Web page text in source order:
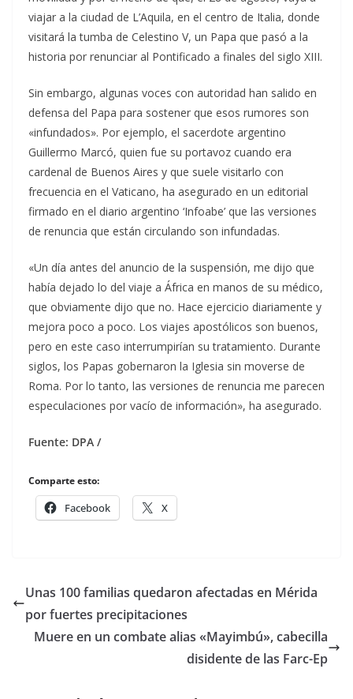
viajar a la ciudad de L’Aquila, en el centro de Italia, donde
visitará la tumba de Celestino V, un Papa que pasó a la
historia por renunciar al Pontificado a finales del siglo XIII.
Sin embargo, algunas voces con autoridad han salido en
defensa del Papa para sostener que esos rumores son
«infundados». Por ejemplo, el sacerdote argentino
Guillermo Marcó, quien fue su portavoz cuando era
cardenal de Buenos Aires y que suele visitarlo con
frecuencia en el Vaticano, ha asegurado en un editorial
firmado en el diario argentino ‘Infoabe’ que las versiones
de renuncia que están circulando son infundadas.
«Un día antes del anuncio de la suspensión, me dijo que
había dejado lo del viaje a África en manos de su médico,
que obviamente dijo que no. Hace ejercicio diariamente y
mejora poco a poco. Los viajes apostólicos son buenos,
pero en este caso interrumpirían su tratamiento. Durante
siglos, los Papas gobernaron la Iglesia sin moverse de
Roma. Por lo tanto, las versiones de renuncia me parecen
especulaciones por vacío de información», ha asegurado.
Fuente: DPA /
Comparte esto:
Facebook X
Unas 100 familias quedaron afectadas en Mérida
por fuertes precipitaciones
Muere en un combate alias «Mayimbú», cabecilla
disidente de las Farc-Ep